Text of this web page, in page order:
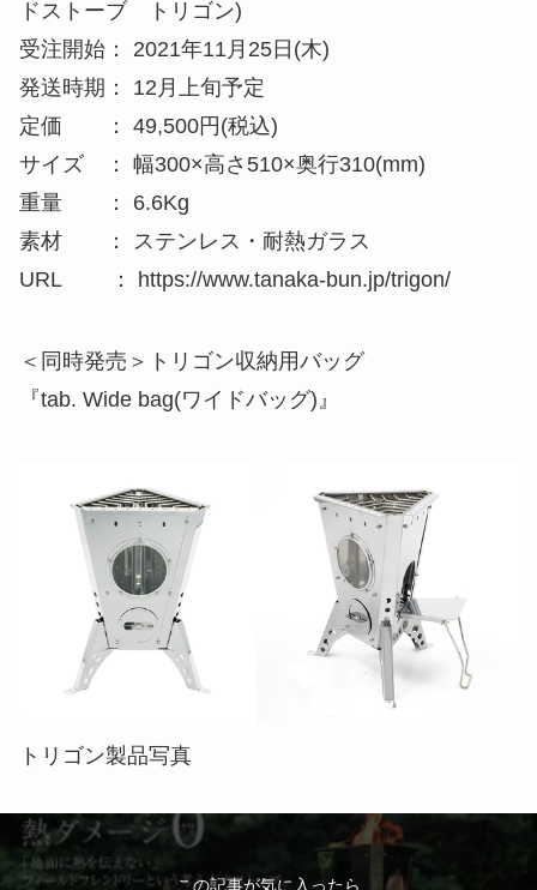
素材 ： ステンレス・耐熱ガラス
URL ： https://www.tanaka-bun.jp/trigon/
＜同時発売＞トリゴン収納用バッグ
『tab. Wide bag(ワイドバッグ)』
トリゴン製品写真
この記事が気に入ったら
いいね または フォローしてね！
よかったらシェアしてね